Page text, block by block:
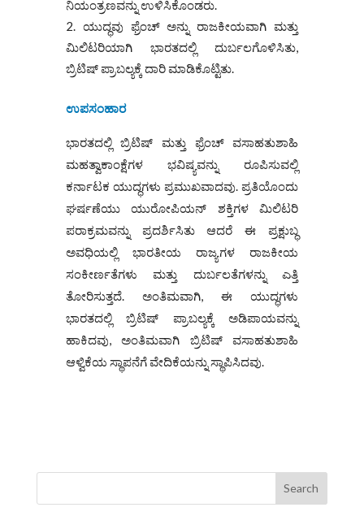
ನಿಯಂತ್ರಣವನ್ನು ಉಳಿಸಿಕೊಂಡರು.
ಯುದ್ಧವು ಫ್ರೆಂಚ್ ಅನ್ನು ರಾಜಕೀಯವಾಗಿ ಮತ್ತು
ಮಿಲಿಟರಿಯಾಗಿ ಭಾರತದಲ್ಲಿ ದುರ್ಬಲಗೊಳಿಸಿತು,
ಬ್ರಿಟಿಷ್ ಪ್ರಾಬಲ್ಯಕ್ಕೆ ದಾರಿ ಮಾಡಿಕೊಟ್ಟಿತು.
ಉಪಸಂಹಾರ
ಭಾರತದಲ್ಲಿ ಬ್ರಿಟಿಷ್ ಮತ್ತು ಫ್ರೆಂಚ್ ವಸಾಹತುಶಾಹಿ
ಮಹತ್ವಾಕಾಂಕ್ಷೆಗಳ ಭವಿಷ್ಯವನ್ನು ರೂಪಿಸುವಲ್ಲಿ
ಕರ್ನಾಟಕ ಯುದ್ಧಗಳು ಪ್ರಮುಖವಾದವು. ಪ್ರತಿಯೊಂದು
ಘರ್ಷಣೆಯು ಯುರೋಪಿಯನ್ ಶಕ್ತಿಗಳ ಮಿಲಿಟರಿ
ಪರಾಕ್ರಮವನ್ನು ಪ್ರದರ್ಶಿಸಿತು ಆದರೆ ಈ ಪ್ರಕ್ಷುಬ್ಧ
ಅವಧಿಯಲ್ಲಿ ಭಾರತೀಯ ರಾಜ್ಯಗಳ ರಾಜಕೀಯ
ಸಂಕೀರ್ಣತೆಗಳು ಮತ್ತು ದುರ್ಬಲತೆಗಳನ್ನು ಎತ್ತಿ
ತೋರಿಸುತ್ತದೆ. ಅಂತಿಮವಾಗಿ, ಈ ಯುದ್ಧಗಳು
ಭಾರತದಲ್ಲಿ ಬ್ರಿಟಿಷ್ ಪ್ರಾಬಲ್ಯಕ್ಕೆ ಅಡಿಪಾಯವನ್ನು
ಹಾಕಿದವು, ಅಂತಿಮವಾಗಿ ಬ್ರಿಟಿಷ್ ವಸಾಹತುಶಾಹಿ
ಆಳ್ವಿಕೆಯ ಸ್ಥಾಪನೆಗೆ ವೇದಿಕೆಯನ್ನು ಸ್ಥಾಪಿಸಿದವು.
Search